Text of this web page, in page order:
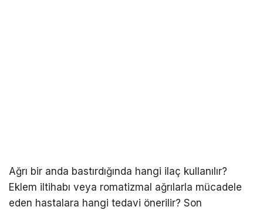
Ağrı bir anda bastırdığında hangi ilaç kullanılır?
Eklem iltihabı veya romatizmal ağrılarla mücadele
eden hastalara hangi tedavi önerilir? Son